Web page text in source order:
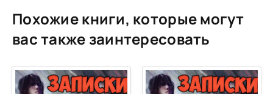
Похожие книги, которые могут
вас также заинтересовать